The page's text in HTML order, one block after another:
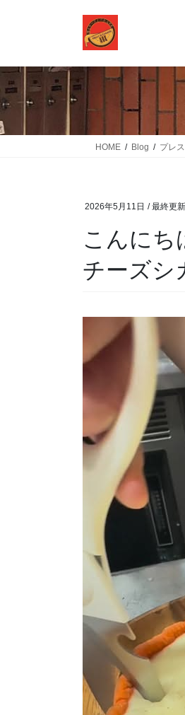
ツ
に
移
動
シ
ョ
ン
に
HOME Blog プレ
2026年5月11日 / 最終更
こんにち
チーズシ